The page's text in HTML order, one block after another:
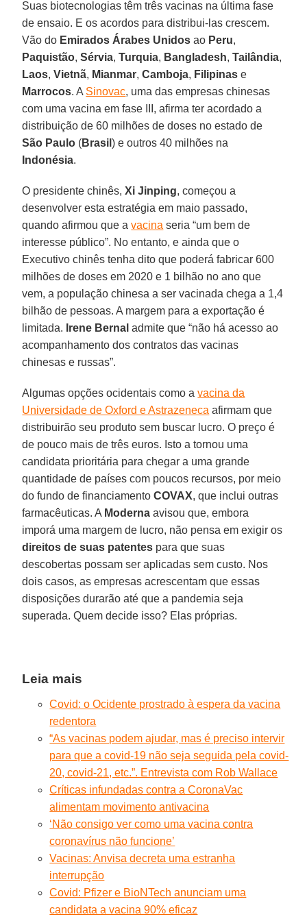
Suas biotecnologias têm três vacinas na última fase
de ensaio. E os acordos para distribui-las crescem.
Vão do Emirados Árabes Unidos ao Peru,
Paquistão,Sérvia,Turquia, Bangladesh,Tailândia,
Laos,Vietnã, Mianmar,Camboja, Filipinas e
Marrocos. A Sinovac, uma das empresas chinesas
com uma vacina em fase III, afirma ter acordado a
distribuição de 60 milhões de doses no estado de
São Paulo (Brasil) e outros 40 milhões na
Indonésia.
O presidente chinês,Xi Jinping, começou a
desenvolver esta estratégia em maio passado,
quando afirmou que avacina seria “um bem de
interesse público”. No entanto, e ainda que o
Executivo chinês tenha dito que poderá fabricar 600
milhões de doses em 2020 e 1 bilhão no ano que
vem, a população chinesa a ser vacinada chega a 1,4
bilhão de pessoas. A margem para a exportação é
limitada. Irene Bernal admite que “não há acesso ao
acompanhamento dos contratos das vacinas
chinesas e russas”.
Algumas opções ocidentais como avacina da
Universidade de Oxford e Astrazeneca afirmam que
distribuirão seu produto sem buscar lucro. O preço é
de pouco mais de três euros. Isto a tornou uma
candidata prioritária para chegar a uma grande
quantidade de países com poucos recursos, por meio
do fundo de financiamentoCOVAX, que inclui outras
farmacêuticas. A Moderna avisou que, embora
imporá uma margem de lucro, não pensa em exigir os
direitos de suas patentes para que suas
descobertas possam ser aplicadas sem custo. Nos
dois casos, as empresas acrescentam que essas
disposições durarão até que a pandemia seja
superada. Quem decide isso? Elas próprias.
Leia mais
Covid: o Ocidente prostrado à espera da vacina
redentora
“As vacinas podem ajudar, mas é preciso intervir
para que a covid-19 não seja seguida pela covid-
20, covid-21, etc.”. Entrevista com Rob Wallace
Críticas infundadas contra a CoronaVac
alimentam movimento antivacina
‘Não consigo ver como uma vacina contra
coronavírus não funcione’
Vacinas: Anvisa decreta uma estranha
interrupção
Covid: Pfizer e BioNTech anunciam uma
candidata a vacina 90% eficaz